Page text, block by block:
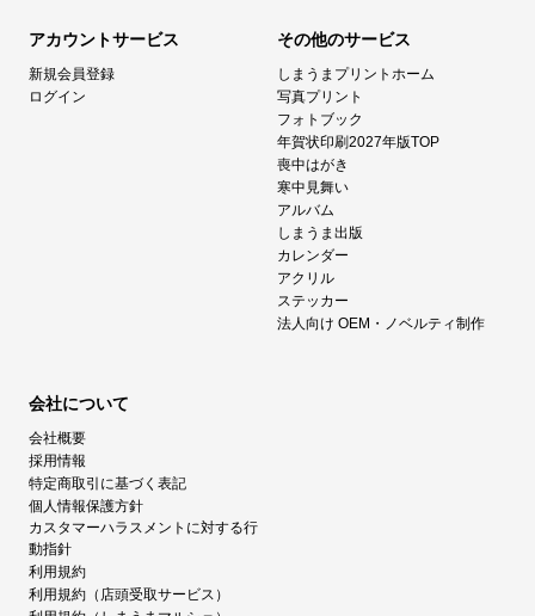
アカウントサービス
新規会員登録
ログイン
その他のサービス
しまうまプリントホーム
写真プリント
フォトブック
年賀状印刷2027年版TOP
喪中はがき
寒中見舞い
アルバム
しまうま出版
カレンダー
アクリル
ステッカー
法人向け OEM・ノベルティ制作
会社について
会社概要
採用情報
特定商取引に基づく表記
個人情報保護方針
カスタマーハラスメントに対する行
動指針
利用規約
利用規約（店頭受取サービス）